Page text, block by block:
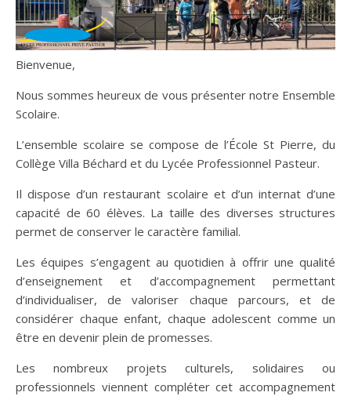
Bienvenue,
Nous sommes heureux de vous présenter notre Ensemble
Scolaire.
L’ensemble scolaire se compose de l’École St Pierre, du
Collège Villa Béchard et du Lycée Professionnel Pasteur.
Il dispose d’un restaurant scolaire et d’un internat d’une
capacité de 60 élèves. La taille des diverses structures
permet de conserver le caractère familial.
Les équipes s’engagent au quotidien à offrir une qualité
d’enseignement et d’accompagnement permettant
d’individualiser, de valoriser chaque parcours, et de
considérer chaque enfant, chaque adolescent comme un
être en devenir plein de promesses.
Les nombreux projets culturels, solidaires ou
professionnels viennent compléter cet accompagnement